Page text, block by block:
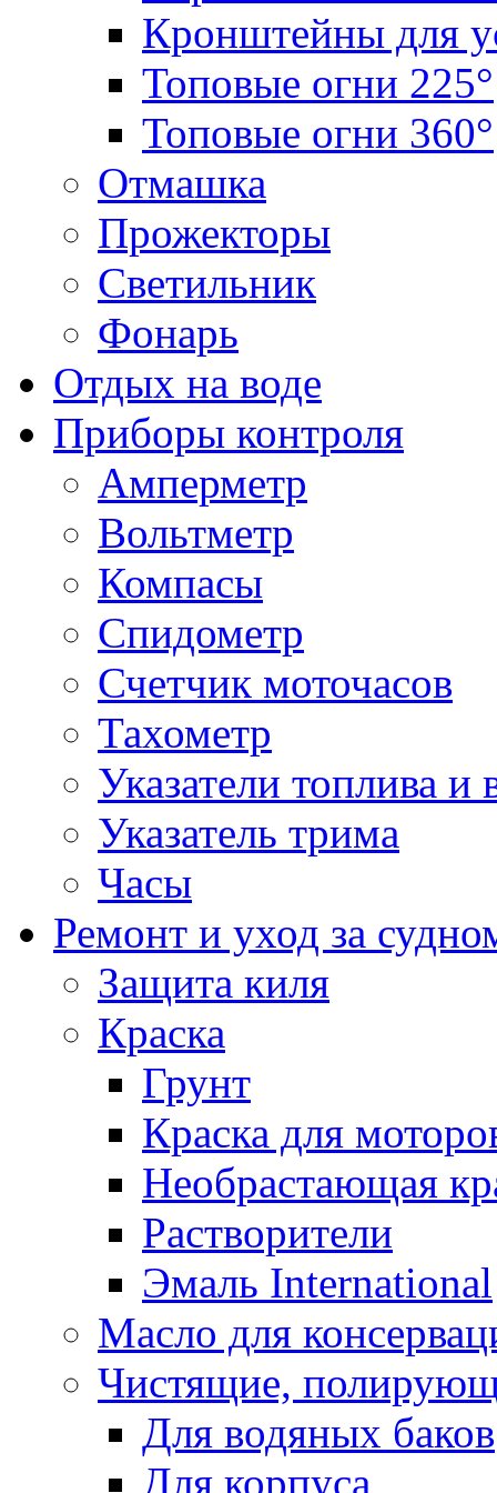
Кронштейны для
Топовые огни 225°
Топовые огни 360°
Отмашка
Прожекторы
Светильник
Фонарь
Отдых на воде
Приборы контроля
Амперметр
Вольтметр
Компасы
Спидометр
Счетчик моточасов
Тахометр
Указатели топлива и
Указатель трима
Часы
Ремонт и уход за
Защита киля
Краска
Грунт
Краска для
Необрастающая
Растворители
Эмаль International
Масло для
Чистящие,
Для водяных баков
Для корпуса